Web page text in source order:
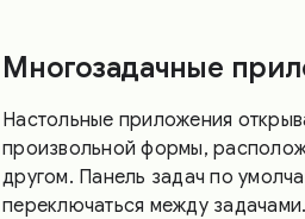
Многозадачные
Настольные приложения
произвольной формы,
другом. Панель задач по
переключаться между